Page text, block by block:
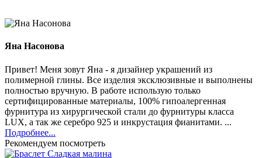
Яна Насонова
Привет! Меня зовут Яна - я дизайнер украшений из
полимерной глины. Все изделия эксклюзивные и выполнены
полностью вручную. В работе использую только
сертифицированные материалы, 100% гипоалергенная
фурнитура из хирургической стали до фурнитуры класса
LUX, а так же серебро 925 и инкрустация фианитами. ...
Подробнее...
Рекомендуем посмотреть